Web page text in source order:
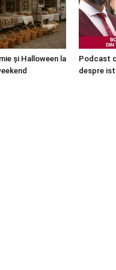
și Halloween la
Podcast
despre